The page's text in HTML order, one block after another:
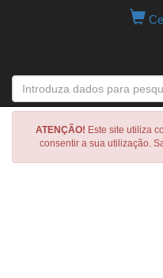
ATENÇÃO! Este site utiliza
consentir a sua utilização.